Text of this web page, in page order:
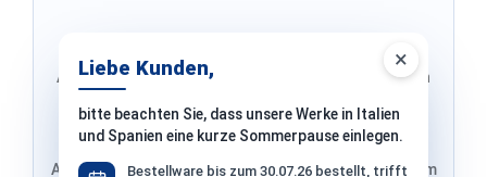
×
Liebe Kunden,
bitte beachten Sie, dass unsere Werke in Italien
und Spanien eine kurze Sommerpause einlegen.
Bestellware bis zum 30.07.26 bestellt, trifft
Adresse & Versand werden von PayPal übernommen
Adresse von Klarna, Versand wird im finalen Schritt im